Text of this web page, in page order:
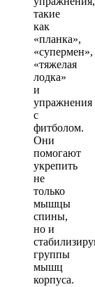
такие
как
«планка»,
«супермен»,
«тяжелая
лодка»
и
упражнения
с
фитболом.
Они
помогают
укрепить
не
только
мышцы
спины,
но и
группы
мышц
корпуса.